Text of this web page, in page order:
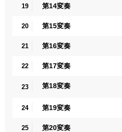
19 第14変奏
20 第15変奏
21 第16変奏
22 第17変奏
23 第18変奏
24 第19変奏
25 第20変奏